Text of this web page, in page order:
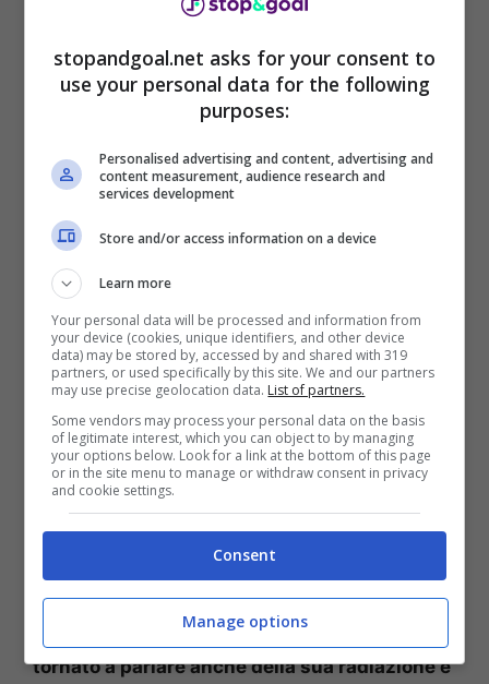
Nell’intervista aNotizie.com Luciano Moggi non
ha di certo risparmiato parola di poca stima
nei confronti di Fabrizio Corona
paparazzi che ha dato il via pochi giorni fa a
questo incredibile tam tam. L’ex dirigente
italiano, quasi a volersi rivolgere direttamente a
questo personaggio, ha infatti detto: “Corona è
meglio che tace , visto che può parlare di tutto
ma non di calcio, non è assolutamente arte sua.
Meglio che torni a fare le foto, facesse un pò
quello che vuole, basta che non parli più di
calcio “.
Caso scommesse: Moggi
torna a parlare di sé
In tutto questo a
tornato a parlare anche della sua radiazione e
stopandgoal.net asks for your consent to
use your personal data for the following
purposes:
Personalised advertising and content, advertising and
content measurement, audience research and
services development
Store and/or access information on a device
Learn more
Your personal data will be processed and information from
your device (cookies, unique identifiers, and other device
data) may be stored by, accessed by and shared with 319
partners, or used specifically by this site. We and our partners
may use precise geolocation data. List of partners.
Some vendors may process your personal data on the basis
of legitimate interest, which you can object to by managing
your options below. Look for a link at the bottom of this page
or in the site menu to manage or withdraw consent in privacy
and cookie settings.
Consent
Manage options